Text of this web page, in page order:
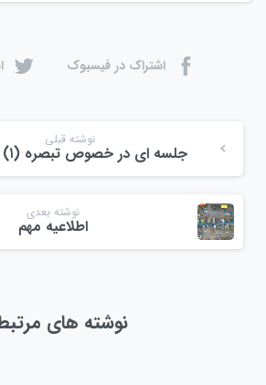
اشتراک در فیسبوک
نوشته قبلی
نوشته بعدی
اطلاعیه مهم
نوشته های